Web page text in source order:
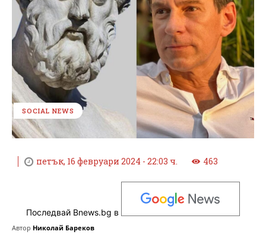
SOCIAL NEWS
петък, 16 февруари 2024 - 22:03 ч. 463
Последвай Bnews.bg в
Автор Николай Бареков